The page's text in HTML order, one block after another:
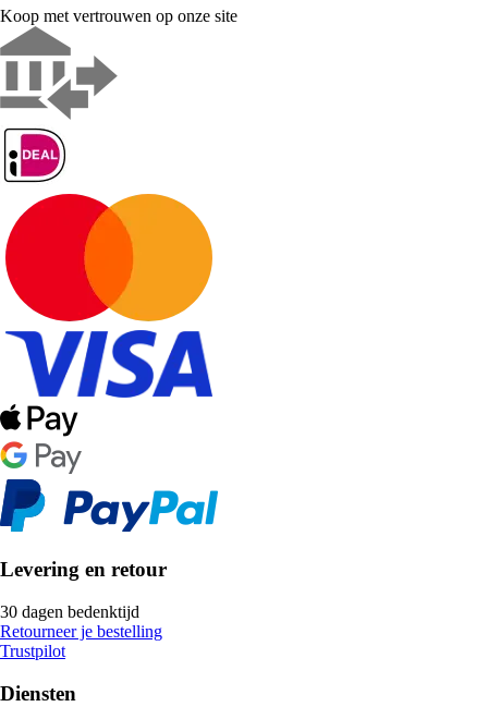
Koop met vertrouwen op onze site
Levering en retour
30 dagen bedenktijd
Retourneer je bestelling
Trustpilot
Diensten